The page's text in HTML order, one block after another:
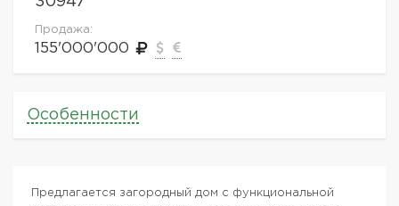
Продажа:
155'000'000
Особенности
Предлагается загородный дом с функциональной